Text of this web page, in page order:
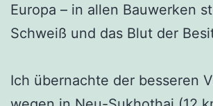
Europa – in allen Bauwerken
Schweiß und das Blut der
Ich übernachte der besseren